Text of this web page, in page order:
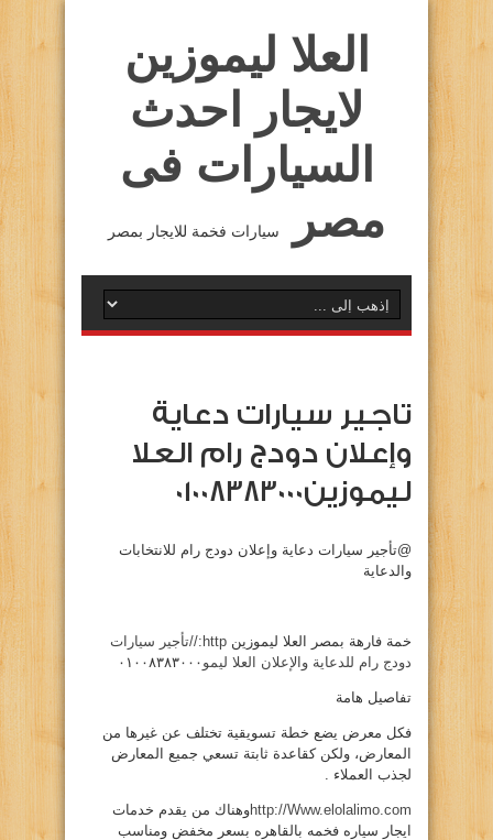
العلا ليموزين
لايجار احدث
السيارات فى
مصر
سيارات فخمة للايجار بمصر
تاجير سيارات دعاية
وإعلان دودج رام العلا
ليموزين01008383000
@تأجير سيارات دعاية وإعلان دودج رام للانتخابات
والدعاية
خمة فارهة بمصر العلا ليموزين
http://تأجير سيارات
دودج رام للدعاية والإعلان العلا ليمو ٠١٠٠٨٣٨٣٠٠٠
تفاصيل هامة
فكل معرض يضع خطة تسويقية تختلف عن غيرها من
المعارض، ولكن كقاعدة ثابتة تسعي جميع المعارض
لجذب العملاء .
http://Www.elolalimo.comوهناك من يقدم خدمات
ايجار سياره فخمه بالقاهره بسعر مخفض ومناسب